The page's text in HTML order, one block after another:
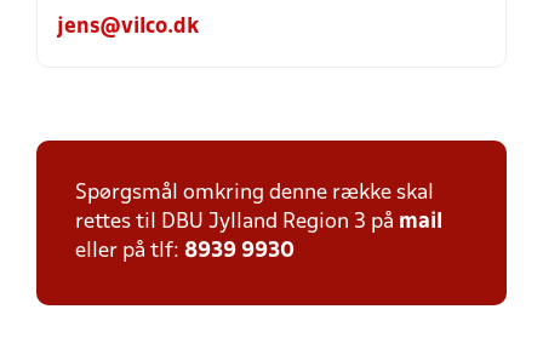
jens@vilco.dk
Spørgsmål omkring denne række skal
rettes til DBU Jylland Region 3 på mail
eller på tlf: 8939 9930